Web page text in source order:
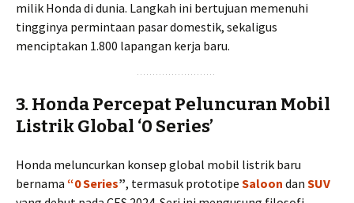
milik Honda di dunia. Langkah ini bertujuan memenuhi
tingginya permintaan pasar domestik, sekaligus
menciptakan 1.800 lapangan kerja baru.
3. Honda Percepat Peluncuran Mobil
Listrik Global ‘0 Series’
Honda meluncurkan konsep global mobil listrik baru
bernama “0 Series”, termasuk prototipe Saloon dan SUV